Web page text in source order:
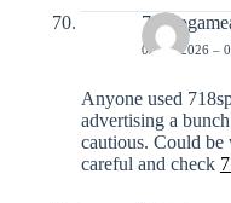
03-02-2026 –
Anyone used
advertising a
cautious. Could
careful and check